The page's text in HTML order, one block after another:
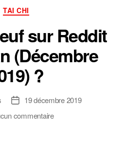
Catégories
TAI CHI
sur Reddit
(Décembre
?
Date
l’article
19 décembre 2019
commentairesur